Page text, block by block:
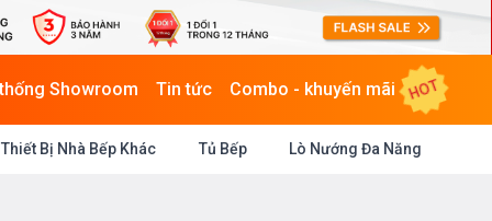
Showroom Tin tức Combo - khuyến mãi HOT
Thiết Bị Nhà Bếp Khác Tủ Bếp Lò Nướng Đa Năng